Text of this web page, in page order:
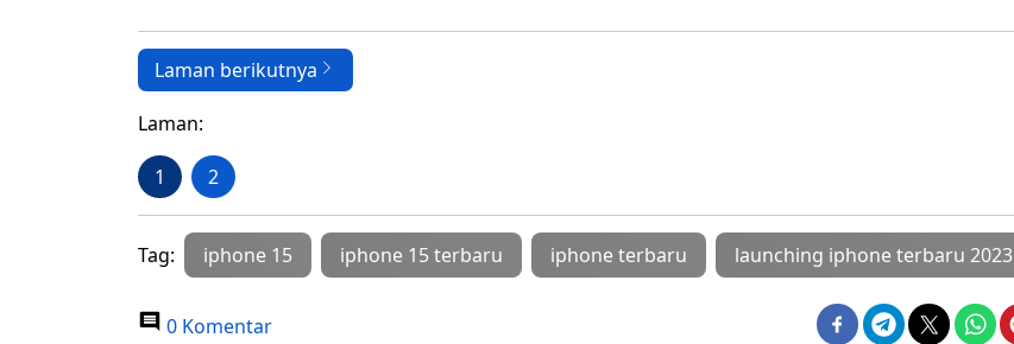
Laman berikutnya
Laman:
1 2
Tag: iphone 15 iphone 15 terbaru iphone terbaru launching iphone terbaru 2023
0 Komentar